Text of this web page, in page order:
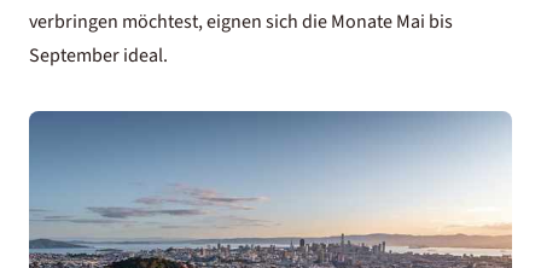
verbringen möchtest, eignen sich die Monate Mai bis
September ideal.